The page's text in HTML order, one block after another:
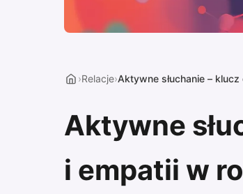
›Relacje›Aktywne słuchanie –
Aktywne
i empatii w